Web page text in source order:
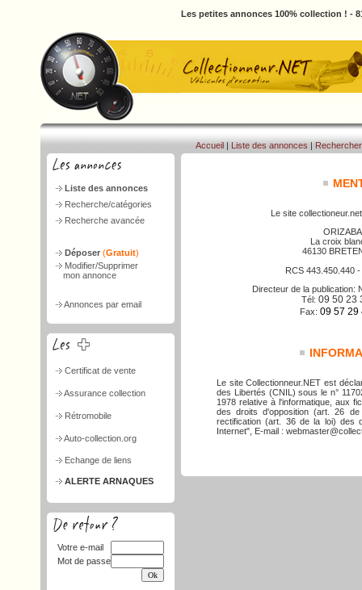
Les petites annonces 100% collection ! -
Liste des annonces
Recherche/catégories
Recherche avancée
Déposer (Gratuit)
Modifier/Supprimer
mon annonce
Annonces par email
Certificat de vente
Assurance collection
Rétromobile
Auto-collection.org
Echange de liens
ALERTE ARNAQUES
Votre e-mail
Mot de passe
Accueil | Liste des annonces | Rechercher
Le site
ORIZABA
La croix
46130
RCS 443.450.440
Directeur de la publication:
Tél: 09 50 23
Fax: 09 57 29
Le site Collectionneur.NET est
des Libertés (CNIL) sous le n°
1978 relative à l'informatique, aux
des droits d'opposition (art. 26
rectification (art. 36 de la loi) des
Internet", E-mail :